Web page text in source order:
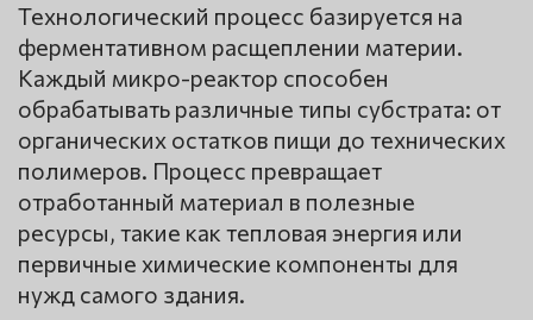
Технологический процесс базируется на
ферментативном расщеплении материи.
Каждый микро-реактор способен
обрабатывать различные типы субстрата: от
органических остатков пищи до технических
полимеров. Процесс превращает
отработанный материал в полезные
ресурсы, такие как тепловая энергия или
первичные химические компоненты для
нужд самого здания.